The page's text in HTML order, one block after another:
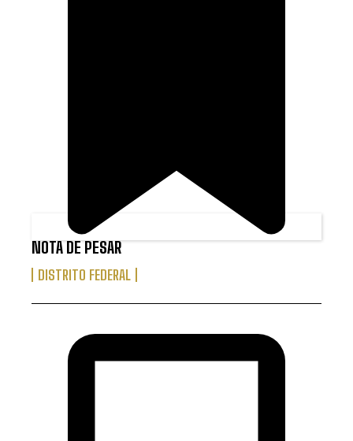
NOTA DE PESAR
DISTRITO FEDERAL